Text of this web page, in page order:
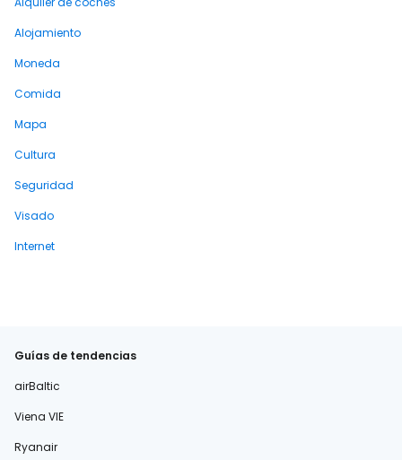
Alojamiento
Moneda
Comida
Mapa
Cultura
Seguridad
Visado
Internet
Guías de tendencias
airBaltic
Viena VIE
Ryanair